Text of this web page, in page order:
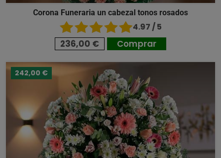
Corona Funeraria un cabezal tonos rosados
4.97 / 5
236,00 € Comprar
242,00 €